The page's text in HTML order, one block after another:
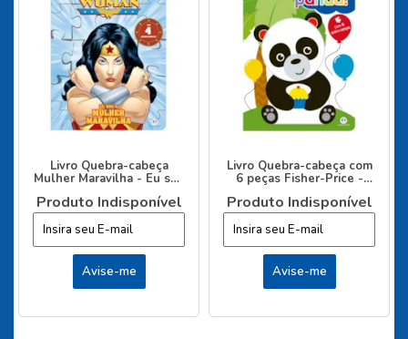
Livro Quebra-cabeça
Mulher Maravilha - Eu sou
a Mulher Maravilha!
Produto Indisponível
Livro Quebra-cabeça com
6 peças Fisher-Price -
Produto Indisponível